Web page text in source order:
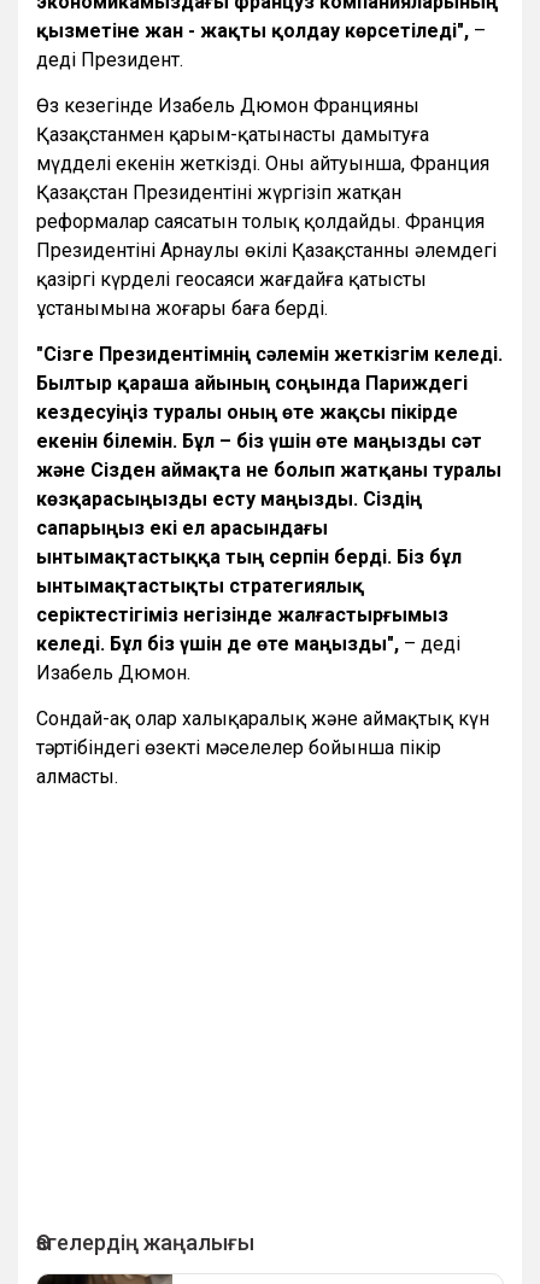
қызметіне жан - жақты қолдау көрсетіледі", –
деді Президент.
Өз кезегінде Изабель Дюмон Францияның
Қазақстанмен қарым-қатынасты дамытуға
мүдделі екенін жеткізді. Оның айтуынша, Франция
Қазақстан Президентінің жүргізіп жатқан
реформалар саясатын толық қолдайды. Франция
Президентінің Арнаулы өкілі Қазақстанның әлемдегі
қазіргі күрделі геосаяси жағдайға қатысты
ұстанымына жоғары баға берді.
"Сізге Президентімнің сәлемін жеткізгім келеді.
Былтыр қараша айының соңында Париждегі
кездесуіңіз туралы оның өте жақсы пікірде
екенін білемін. Бұл – біз үшін өте маңызды сәт
және Сізден аймақта не болып жатқаны туралы
көзқарасыңызды есту маңызды. Сіздің
сапарыңыз екі ел арасындағы
ынтымақтастыққа тың серпін берді. Біз бұл
ынтымақтастықты стратегиялық
серіктестігіміз негізінде жалғастырғымыз
келеді. Бұл біз үшін де өте маңызды", – деді
Изабель Дюмон.
Сондай-ақ олар халықаралық және аймақтық күн
тәртібіндегі өзекті мәселелер бойынша пікір
алмасты.